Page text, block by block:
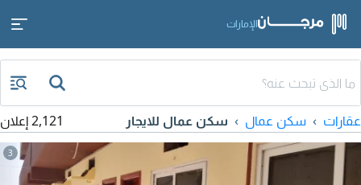
الإمارات
عقارات سكن عمال سكن عمال للايجار 2,121 إعلان
3